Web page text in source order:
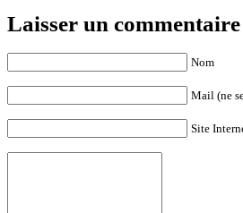
Laisser un commentaire
Nom
Mail (ne
Site